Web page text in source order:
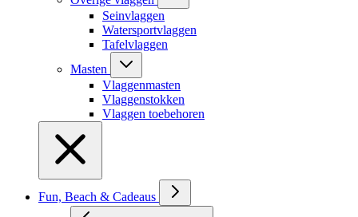
Seinvlaggen
Watersportvlaggen
Tafelvlaggen
Masten
Vlaggenmasten
Vlaggenstokken
Vlaggen toebehoren
Fun, Beach & Cadeaus